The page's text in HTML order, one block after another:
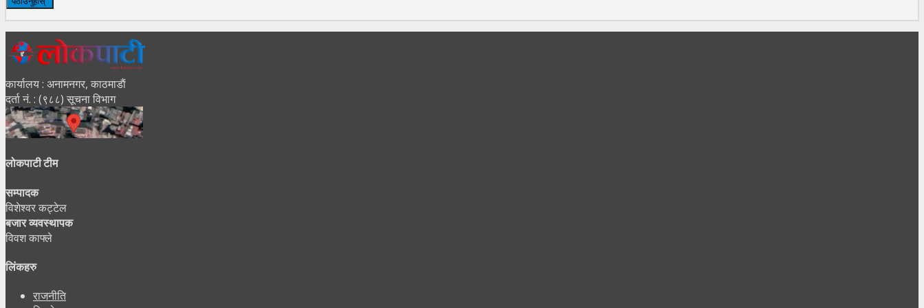
कार्यालय : अनामनगर, काठमाडाैं
दर्ता नं. : (९८८) सूचना विभाग
लोकपाटी टीम
सम्पादक
विशेश्वर कट्टेल
बजार व्यवस्थापक
विवश काफ्ले
लिंकहरु
राजनीति